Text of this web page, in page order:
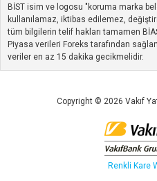
BİST isim ve logosu "koruma marka
kullanılamaz, iktibas edilemez,
tüm bilgilerin telif hakları tamamen
Piyasa verileri Foreks tarafından
veriler en az 15 dakika gecikmelidir.
Copyright © 2026 Vakıf
Renkli Kare